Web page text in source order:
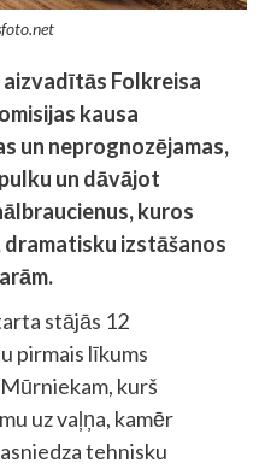
aizvadītās Folkreisa
kausa
un neprognozējamas,
un dāvājot
kuros
izstāšanos
stājās 12
pirmais līkums
kurš
uz vaļņa, kamēr
tehnisku